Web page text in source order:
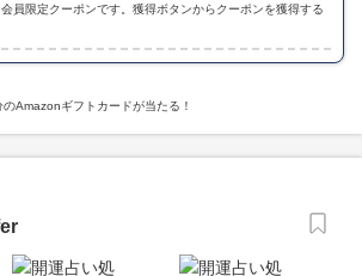
員限定クーポンです。獲得ボタンからクーポンを獲得する
Amazonギフトカードが当たる！